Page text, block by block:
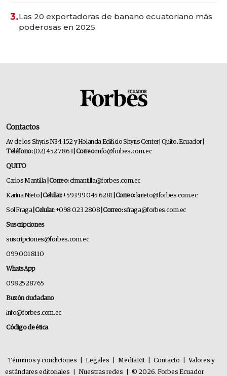
3.Las 20 exportadoras de banano ecuatoriano más
poderosas en 2025
Contactos
Av. de los Shyris N34-152 y Holanda Edificio Shyris Center | Quito, Ecuador
Teléfono:(02) 452 7863 | Correo:info@forbes.com.ec
QUITO
Carlos Mantilla | Correo:cfmantilla@forbes.com.ec
Karina Nieto | Celular:+593 99 045 6281 | Correo:knieto@forbes.com.ec
Sol Fraga| Celular:+098 023 2808 | Correo:sfraga@forbes.com.ec
Suscripciones
suscripciones@forbes.com.ec
099 001 8110
WhatsApp
0982528765
Buzón ciudadano
info@forbes.com.ec
Código de ética
Términos y condiciones Legales MediaKit Contacto
Valores y
estándares editoriales
Nuestras redes © 2026. Forbes Ecuador.